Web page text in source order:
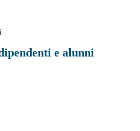
e alunni